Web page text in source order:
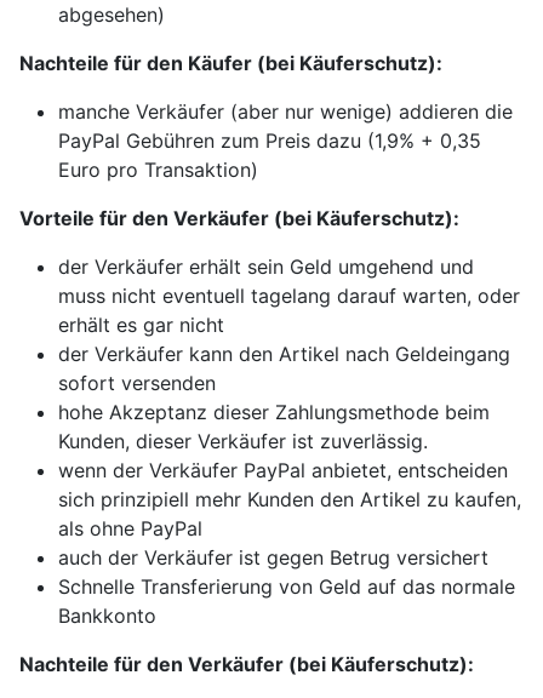
abgesehen)
Nachteile für den Käufer (bei Käuferschutz):
manche Verkäufer (aber nur wenige) addieren die
PayPal Gebühren zum Preis dazu (1,9% + 0,35
Euro pro Transaktion)
Vorteile für den Verkäufer (bei Käuferschutz):
der Verkäufer erhält sein Geld umgehend und
muss nicht eventuell tagelang darauf warten, oder
erhält es gar nicht
der Verkäufer kann den Artikel nach Geldeingang
sofort versenden
hohe Akzeptanz dieser Zahlungsmethode beim
Kunden, dieser Verkäufer ist zuverlässig.
wenn der Verkäufer PayPal anbietet, entscheiden
sich prinzipiell mehr Kunden den Artikel zu kaufen,
als ohne PayPal
auch der Verkäufer ist gegen Betrug versichert
Schnelle Transferierung von Geld auf das normale
Bankkonto
Nachteile für den Verkäufer (bei Käuferschutz):